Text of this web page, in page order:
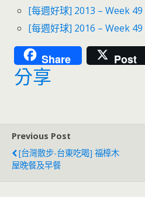
[每週好球] 2013 – Week 49
[每週好球] 2016 – Week 49
Share Post
分享
Previous Post
[台灣散步-台東吃喝] 福樟木
屋晚餐及早餐